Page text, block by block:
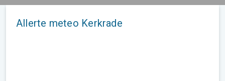
Allerte meteo Kerkrade